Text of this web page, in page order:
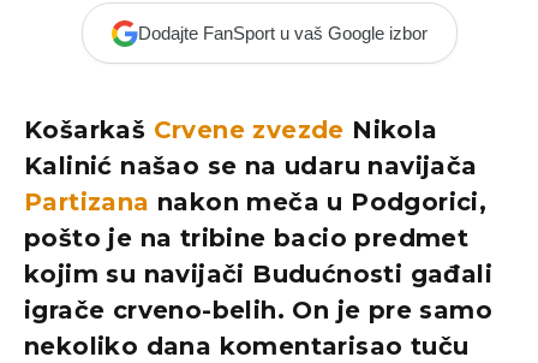
Dodajte FanSport u vaš Google izbor
Košarkaš Crvene zvezde Nikola
Kalinić našao se na udaru navijača
Partizana nakon meča u Podgorici,
pošto je na tribine bacio predmet
kojim su navijači Budućnosti gađali
igrače crveno-belih. On je pre samo
nekoliko dana komentarisao tuču